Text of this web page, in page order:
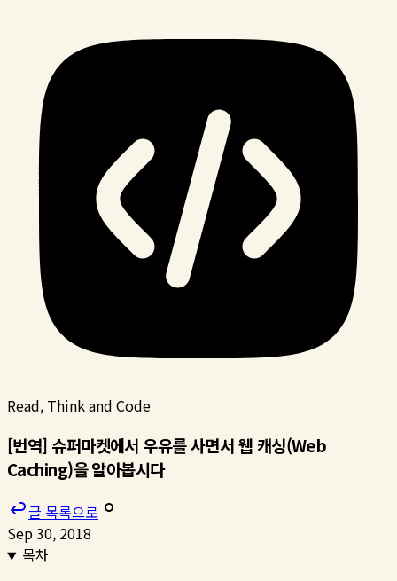
Read, Think and Code
[번역] 슈퍼마켓에서 우유를 사면서 웹 캐싱(Web
Caching)을 알아봅시다
글 목록으로
Sep 30, 2018
목차